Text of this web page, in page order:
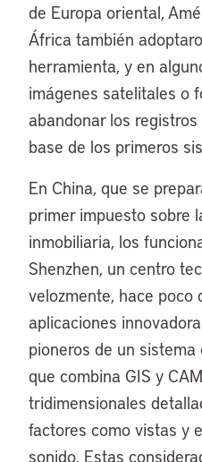
de Europa oriental,
África también
herramienta, y en
imágenes satelitales o
abandonar los
base de los primeros
En China, que se
primer impuesto sobre
inmobiliaria, los
Shenzhen, un centro
velozmente, hace poco
aplicaciones
pioneros de un
que combina GIS y
tridimensionales
factores como vistas y
sonido. Estas